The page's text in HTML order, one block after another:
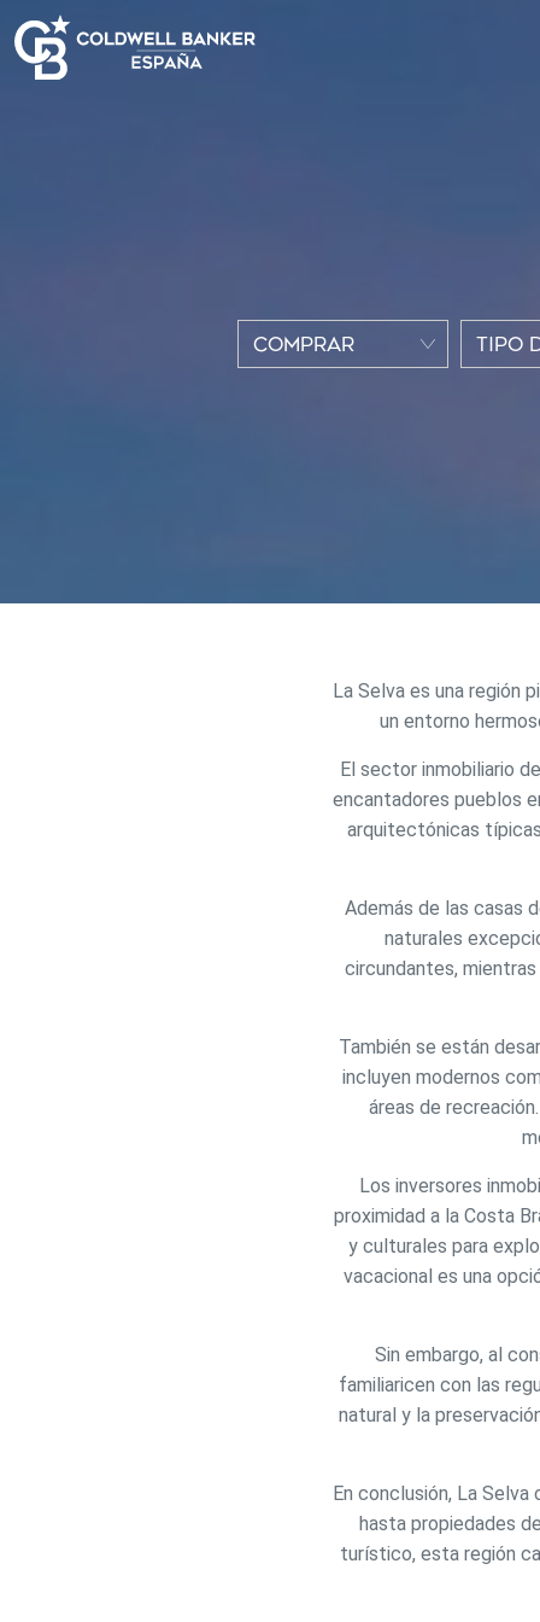
COMPRAR TIPO
La Selva es una región
un entorno
El sector inmobiliario
encantadores pueblos
arquitectónicas
Además de las casas
naturales
circundantes,
También se están
incluyen modernos
áreas de
Los inversores
proximidad a la Costa
y culturales para
vacacional es una
Sin embargo, al
familiaricen con las
natural y la
En conclusión, La
hasta propiedades
turístico, esta región
Este
deberá
sitio
los
que
del
Estas
hábitos